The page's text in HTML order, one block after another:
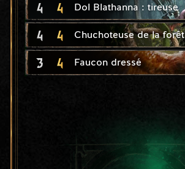
4 4 Dol Blathanna : tireuse
4 4 Chuchoteuse de la forêt
3 4 Faucon dressé